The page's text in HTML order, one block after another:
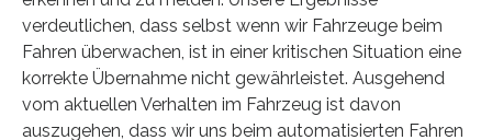
verdeutlichen, dass selbst wenn wir Fahrzeuge beim
Fahren überwachen, ist in einer kritischen Situation eine
korrekte Übernahme nicht gewährleistet. Ausgehend
vom aktuellen Verhalten im Fahrzeug ist davon
auszugehen, dass wir uns beim automatisierten Fahren